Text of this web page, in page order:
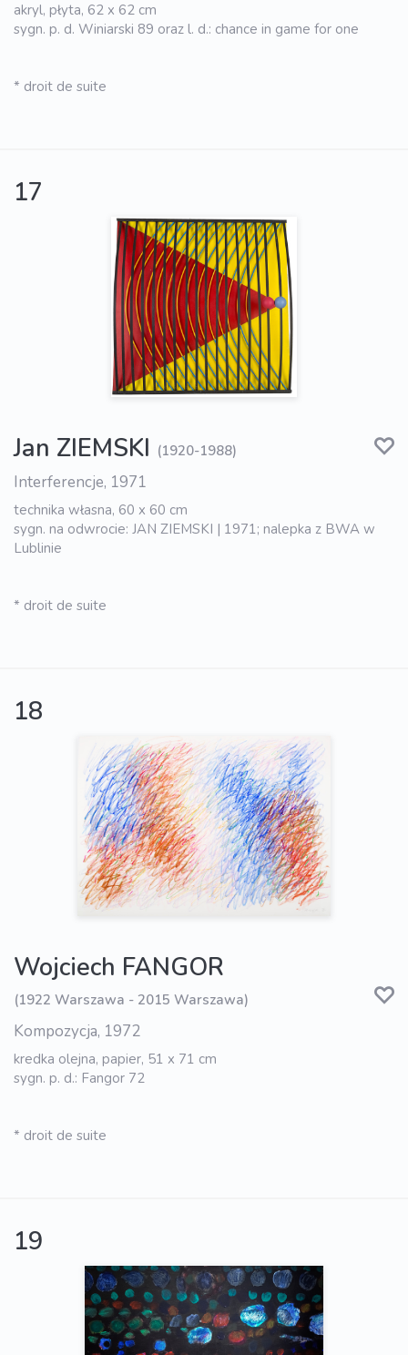
akryl, płyta, 62 x 62 cm
sygn. p. d. Winiarski 89 oraz l. d.: chance in game for one
* droit de suite
17
Jan ZIEMSKI (1920-1988)
Interferencje, 1971
technika własna, 60 x 60 cm
sygn. na odwrocie: JAN ZIEMSKI | 1971; nalepka z BWA w
Lublinie
* droit de suite
18
Wojciech FANGOR
(1922 Warszawa - 2015 Warszawa)
Kompozycja, 1972
kredka olejna, papier, 51 x 71 cm
sygn. p. d.: Fangor 72
* droit de suite
19